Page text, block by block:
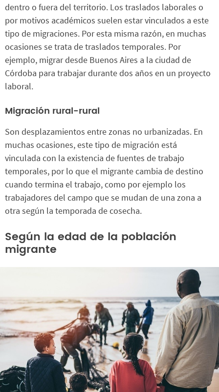
dentro o fuera del territorio. Los traslados laborales o
por motivos académicos suelen estar vinculados a este
tipo de migraciones. Por esta misma razón, en muchas
ocasiones se trata de traslados temporales. Por
ejemplo, migrar desde Buenos Aires a la ciudad de
Córdoba para trabajar durante dos años en un proyecto
laboral.
Migración rural-rural
Son desplazamientos entre zonas no urbanizadas. En
muchas ocasiones, este tipo de migración está
vinculada con la existencia de fuentes de trabajo
temporales, por lo que el migrante cambia de destino
cuando termina el trabajo, como por ejemplo los
trabajadores del campo que se mudan de una zona a
otra según la temporada de cosecha.
Según la edad de la población
migrante